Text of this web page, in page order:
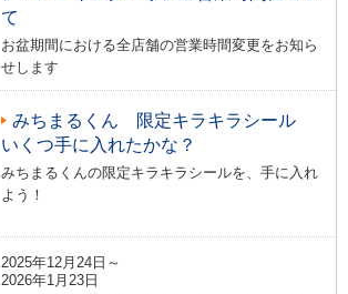
て
お盆期間における全店舗の営業時間変更をお知ら
せします
みちまるくん 限定キラキラシール
いくつ手に入れたかな？
みちまるくんの限定キラキラシールを、手に入れ
よう！
2025年12月24日～
2026年1月23日